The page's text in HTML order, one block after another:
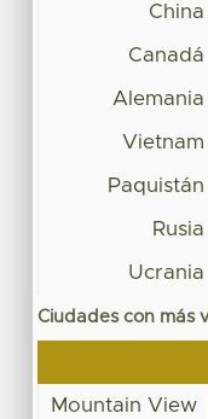
China
Canadá
Alemania
Vietnam
Paquistán
Rusia
Ucrania
Ciudades con más
Mountain View